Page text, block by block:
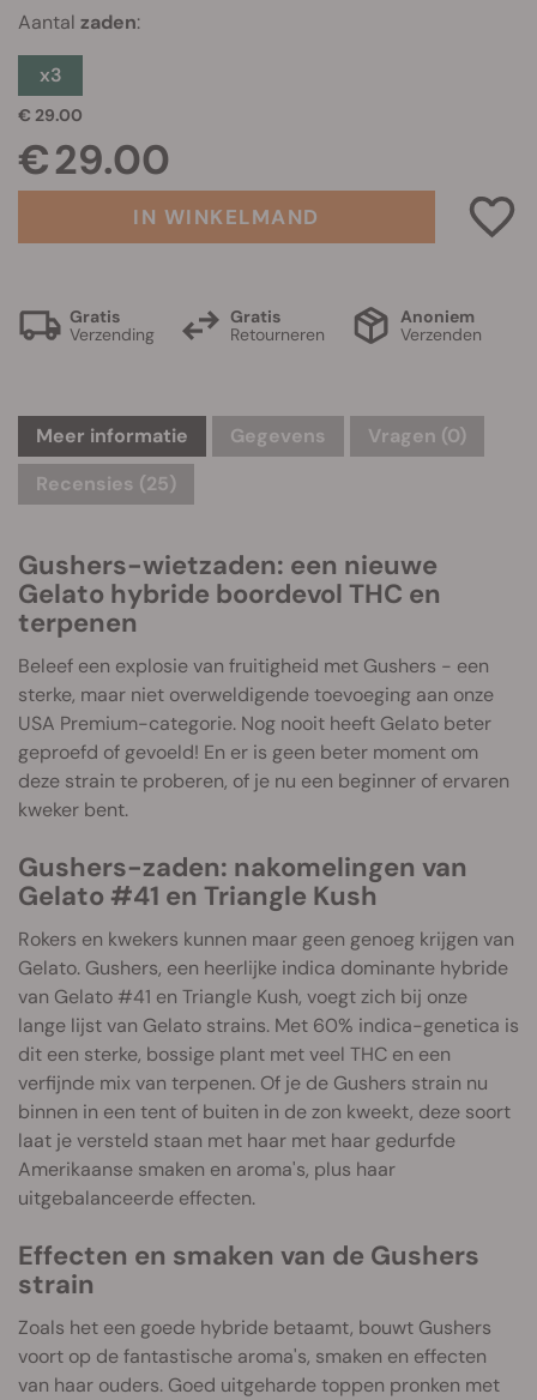
Aantal zaden:
x3
€ 29.00
€ 29.00
IN WINKELMAND
Gratis
Verzending
Gratis
Retourneren
Anoniem
Verzenden
Meer informatie Gegevens Vragen (0)
Recensies (25)
Gushers-wietzaden: een nieuwe
Gelato hybride boordevol THC en
terpenen
Beleef een explosie van fruitigheid met Gushers - een
sterke, maar niet overweldigende toevoeging aan onze
USA Premium-categorie. Nog nooit heeft Gelato beter
geproefd of gevoeld! En er is geen beter moment om
deze strain te proberen, of je nu een beginner of ervaren
kweker bent.
Gushers-zaden: nakomelingen van
Gelato #41 en Triangle Kush
Rokers en kwekers kunnen maar geen genoeg krijgen van
Gelato. Gushers, een heerlijke indica dominante hybride
van Gelato #41 en Triangle Kush, voegt zich bij onze
lange lijst van Gelato strains. Met 60% indica-genetica is
dit een sterke, bossige plant met veel THC en een
verfijnde mix van terpenen. Of je de Gushers strain nu
binnen in een tent of buiten in de zon kweekt, deze soort
laat je versteld staan met haar met haar gedurfde
Amerikaanse smaken en aroma's, plus haar
uitgebalanceerde effecten.
Effecten en smaken van de Gushers
strain
Zoals het een goede hybride betaamt, bouwt Gushers
voort op de fantastische aroma's, smaken en effecten
van haar ouders. Goed uitgeharde toppen pronken met